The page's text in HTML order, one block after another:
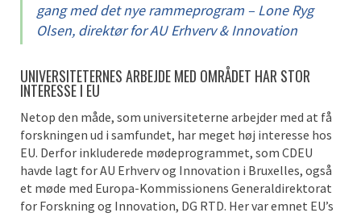
gang med det nye rammeprogram – Lone Ryg
Olsen, direktør for AU Erhverv & Innovation
UNIVERSITETERNES ARBEJDE MED OMRÅDET HAR STOR
INTERESSE I EU
Netop den måde, som universiteterne arbejder med at få
forskningen ud i samfundet, har meget høj interesse hos
EU. Derfor inkluderede mødeprogrammet, som CDEU
havde lagt for AU Erhverv og Innovation i Bruxelles, også
et møde med Europa-Kommissionens Generaldirektorat
for Forskning og Innovation, DG RTD. Her var emnet EU’s